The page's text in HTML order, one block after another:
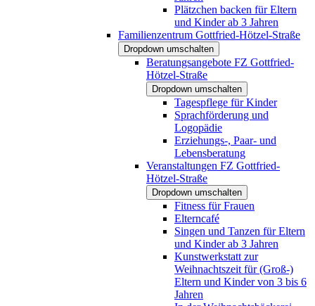
Plätzchen backen für Eltern
und Kinder ab 3 Jahren
Familienzentrum Gottfried-Hötzel-Straße
Dropdown umschalten
Beratungsangebote FZ Gottfried-
Hötzel-Straße
Dropdown umschalten
Tagespflege für Kinder
Sprachförderung und
Logopädie
Erziehungs-, Paar- und
Lebensberatung
Veranstaltungen FZ Gottfried-
Hötzel-Straße
Dropdown umschalten
Fitness für Frauen
Elterncafé
Singen und Tanzen für Eltern
und Kinder ab 3 Jahren
Kunstwerkstatt zur
Weihnachtszeit für (Groß-)
Eltern und Kinder von 3 bis 6
Jahren